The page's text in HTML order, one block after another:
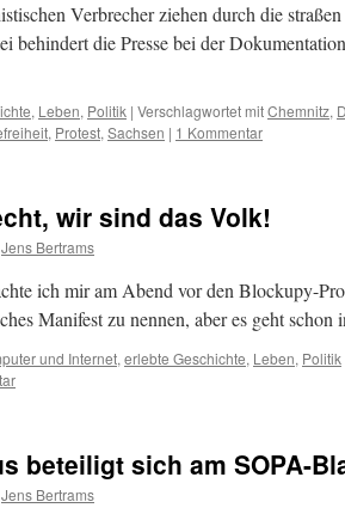
Verbrecher ziehen durch die
behindert die Presse bei der
, Leben, Politik | Verschlagwortet mitChemnitz,
, Protest, Sachsen | 1 Kommentar
wir sind das Volk!
Jens Bertrams
ich mir am Abend vor den Blockupy-
Manifest zu nennen, aber es geht schon
und Internet, erlebte Geschichte, Leben, Politik
beteiligt sich am SOPA-
Jens Bertrams